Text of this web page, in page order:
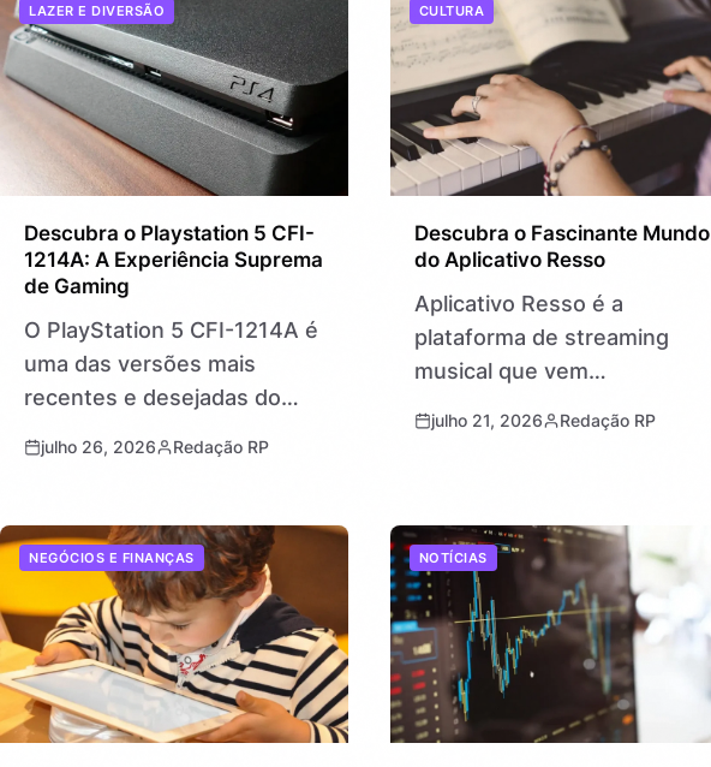
de qualquer lugar do mundo.
Usar…
LAZER E DIVERSÃO
Descubra o Playstation 5 CFI-
1214A: A Experiência Suprema
de Gaming
O PlayStation 5 CFI-1214A é
uma das versões mais
recentes e desejadas do
para entregar uma
incomparável. Ele
representa a evolução do
videogame…
julho 26, 2026 Redação RP
CULTURA
Descubra o Fascinante Mundo
do Aplicativo Resso
Aplicativo Resso é a
plataforma de streaming
musical que vem
como as pessoas escutam,
Ele combina música sob
demanda com…
julho 21, 2026 Redação RP
NEGÓCIOS E FINANÇAS NOTÍCIAS